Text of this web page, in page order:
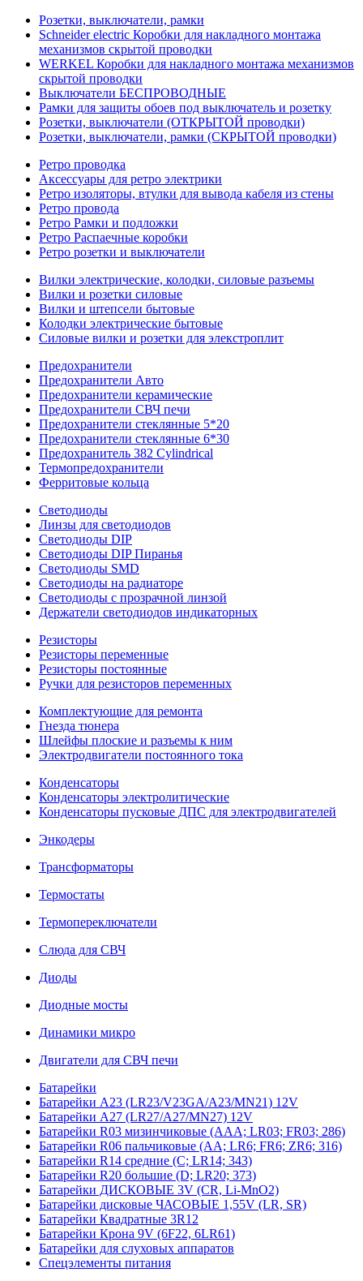
Розетки, выключатели, рамки
Schneider electric Коробки для накладного монтажа
механизмов скрытой проводки
WERKEL Коробки для накладного монтажа механизмов
скрытой проводки
Выключатели БЕСПРОВОДНЫЕ
Рамки для защиты обоев под выключатель и розетку
Розетки, выключатели (ОТКРЫТОЙ проводки)
Розетки, выключатели, рамки (СКРЫТОЙ проводки)
Ретро проводка
Аксессуары для ретро электрики
Ретро изоляторы, втулки для вывода кабеля из стены
Ретро провода
Ретро Рамки и подложки
Ретро Распаечные коробки
Ретро розетки и выключатели
Вилки электрические, колодки, силовые разъемы
Вилки и розетки силовые
Вилки и штепсели бытовые
Колодки электрические бытовые
Силовые вилки и розетки для элекстроплит
Предохранители
Предохранители Авто
Предохранители керамические
Предохранители СВЧ печи
Предохранители стеклянные 5*20
Предохранители стеклянные 6*30
Предохранитель 382 Cylindrical
Термопредохранители
Ферритовые кольца
Светодиоды
Линзы для светодиодов
Светодиоды DIP
Светодиоды DIP Пиранья
Светодиоды SMD
Светодиоды на радиаторе
Светодиоды с прозрачной линзой
Держатели светодиодов индикаторных
Резисторы
Резисторы переменные
Резисторы постоянные
Ручки для резисторов переменных
Комплектующие для ремонта
Гнезда тюнера
Шлейфы плоские и разъемы к ним
Электродвигатели постоянного тока
Конденсаторы
Конденсаторы электролитические
Конденсаторы пусковые ДПС для электродвигателей
Энкодеры
Трансформаторы
Термостаты
Термопереключатели
Слюда для СВЧ
Диоды
Диодные мосты
Динамики микро
Двигатели для СВЧ печи
Батарейки
Батарейки A23 (LR23/V23GA/A23/MN21) 12V
Батарейки A27 (LR27/A27/MN27) 12V
Батарейки R03 мизинчиковые (AAA; LR03; FR03; 286)
Батарейки R06 пальчиковые (AA; LR6; FR6; ZR6; 316)
Батарейки R14 средние (C; LR14; 343)
Батарейки R20 большие (D; LR20; 373)
Батарейки ДИСКОВЫЕ 3V (CR, Li-MnO2)
Батарейки дисковые ЧАСОВЫЕ 1,55V (LR, SR)
Батарейки Квадратные 3R12
Батарейки Крона 9V (6F22, 6LR61)
Батарейки для слуховых аппаратов
Спецэлементы питания